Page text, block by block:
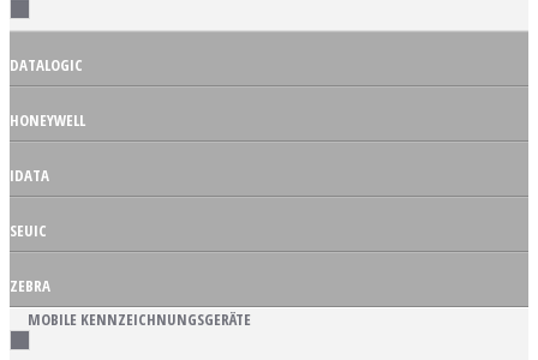
DATALOGIC
HONEYWELL
IDATA
SEUIC
ZEBRA
MOBILE KENNZEICHNUNGSGERÄTE